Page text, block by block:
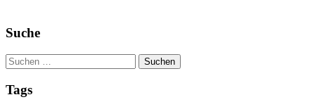
Suche
Tags